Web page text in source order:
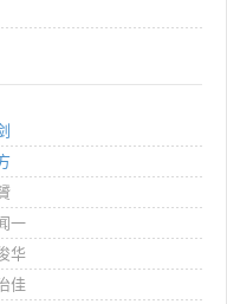
一
华
佳